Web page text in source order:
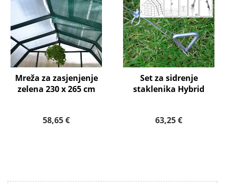
Mreža za zasjenjenje
zelena 230 x 265 cm
58,65 €
Set za sidrenje
staklenika Hybrid
63,25 €